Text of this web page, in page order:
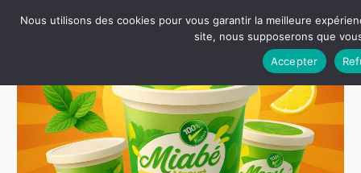
Nous utilisons des cookies pour vous garantir la meilleure
site, nous supposerons que
Accepter